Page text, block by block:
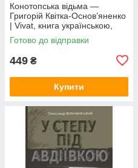
Конотопська відьма —
Григорій Квітка-Основ’яненко
| Vivat, книга українською,
нова, тверда
Готово до відправки
449 ₴
Купити